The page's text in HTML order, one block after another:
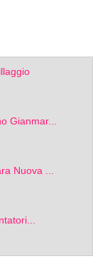
Gianmar...
Nuova ...